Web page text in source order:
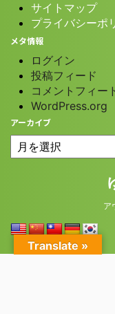
サイトマップ
プライバシーポ
メタ情報
ログイン
投稿フィード
コメントフィー
WordPress.org
アーカイブ
ア
Translate »
© 2026 ゆったり日和